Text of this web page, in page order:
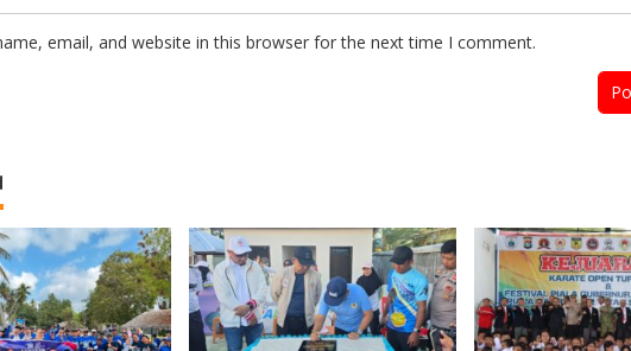
email, and website in this browser for the next time I comment.